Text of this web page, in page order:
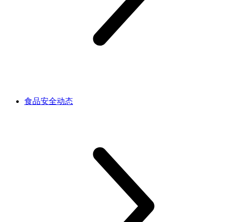
食品安全动态